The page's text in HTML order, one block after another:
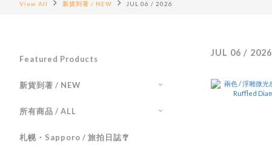
View All 新貨到著 / NEW JUL 06 / 2026
Featured Products
新貨到著 / NEW
所有商品 / ALL
札幌・Sapporo / 旅拍日誌🎐
JUL 06 / 2026